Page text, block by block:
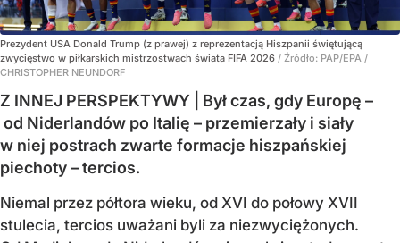
Prezydent USA Donald Trump (z prawej) z reprezentacją Hiszpanii świętującą
zwycięstwo w piłkarskich mistrzostwach świata FIFA 2026 / Źródło: PAP/EPA /
CHRISTOPHER NEUNDORF
Z INNEJ PERSPEKTYWY | Był czas, gdy Europę –
od Niderlandów po Italię – przemierzały i siały
w niej postrach zwarte formacje hiszpańskiej
piechoty – tercios.
Niemal przez półtora wieku, od XVI do połowy XVII
stulecia, tercios uważani byli za niezwyciężonych.